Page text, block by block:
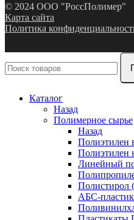
© 2024 ООО "РоссПолимер"
Карта сайта
Политика
Каталог
Назад
Полимерное сырье
Назад
Полиэтилен
Полиэтилен
Линейный
Полистирол
АБС-